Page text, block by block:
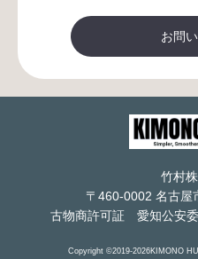
お問
竹村
〒460-0002 名古屋
古物商許可証 愛知公安
Copyright ©2019-2026KIMONO